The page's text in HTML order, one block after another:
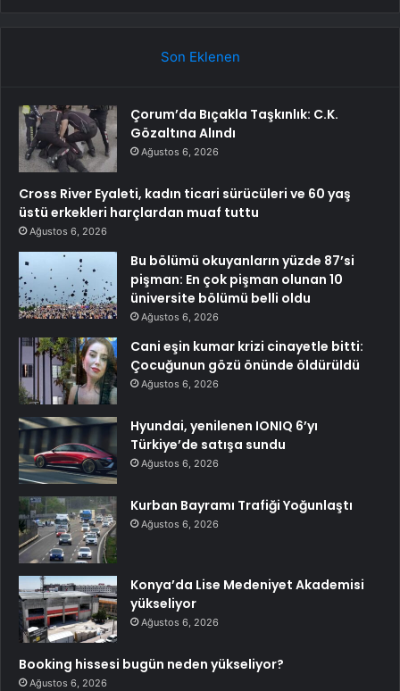
Son Eklenen
Çorum’da Bıçakla Taşkınlık: C.K.
Gözaltına Alındı
Ağustos 6, 2026
Cross River Eyaleti, kadın ticari sürücüleri ve 60 yaş
üstü erkekleri harçlardan muaf tuttu
Ağustos 6, 2026
Bu bölümü okuyanların yüzde 87’si
pişman: En çok pişman olunan 10
üniversite bölümü belli oldu
Ağustos 6, 2026
Cani eşin kumar krizi cinayetle bitti:
Çocuğunun gözü önünde öldürüldü
Ağustos 6, 2026
Hyundai, yenilenen IONIQ 6’yı
Türkiye’de satışa sundu
Ağustos 6, 2026
Kurban Bayramı Trafiği Yoğunlaştı
Ağustos 6, 2026
Konya’da Lise Medeniyet Akademisi
yükseliyor
Ağustos 6, 2026
Booking hissesi bugün neden yükseliyor?
Ağustos 6, 2026